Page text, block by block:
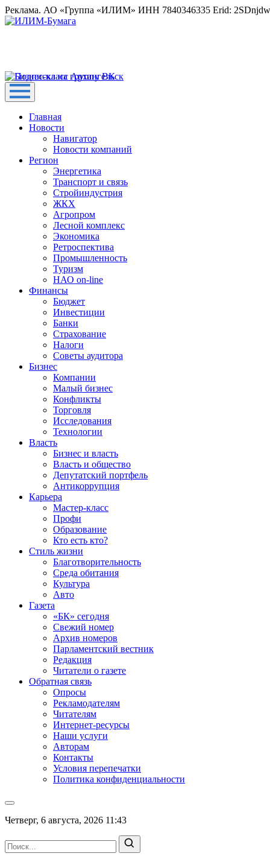
Реклама. АО «Группа «ИЛИМ» ИНН 7840346335 Erid:
Главная
Новости
Навигатор
Новости компаний
Регион
Энергетика
Транспорт и связь
Стройиндустрия
ЖКХ
Агропром
Лесной комплекс
Экономика
Ретроспектива
Промышленность
Туризм
НАО on-line
Финансы
Бюджет
Инвестиции
Банки
Страхование
Налоги
Советы аудитора
Бизнес
Компании
Малый бизнес
Конфликты
Торговля
Исследования
Технологии
Власть
Бизнес и власть
Власть и общество
Депутатский портфель
Антикоррупция
Карьера
Мастер-класс
Профи
Образование
Кто есть кто?
Стиль жизни
Благотворительность
Среда обитания
Культура
Авто
Газета
«БК» сегодня
Свежий номер
Архив номеров
Парламентский вестник
Редакция
Читатели о газете
Обратная связь
Опросы
Рекламодателям
Читателям
Интернет-ресурсы
Наши услуги
Авторам
Контакты
Условия перепечатки
Политика конфиденциальности
Четверг, 6 августа, 2026 11:43